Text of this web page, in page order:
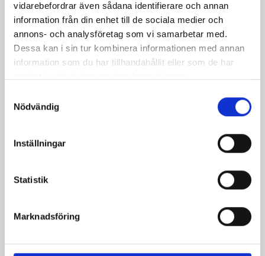
vidarebefordrar även sådana identifierare och annan
information från din enhet till de sociala medier och
annons- och analysföretag som vi samarbetar med.
Dessa kan i sin tur kombinera informationen med annan
information som du har tillhandahållit eller som de har
Nödvändig
Inställningar
Statistik
Marknadsföring
Skogsbärsfil 2,7%